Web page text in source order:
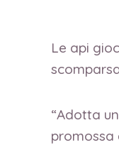
Le api
“Adotta
promossa